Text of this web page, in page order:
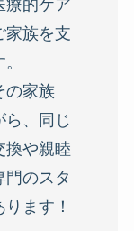
療的ケア
家族を支
の家族
ら、同じ
換や親睦
門のスタ
ます！